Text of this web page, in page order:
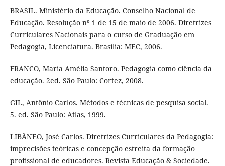
BRASIL. Ministério da Educação. Conselho Nacional de
Educação. Resolução nº 1 de 15 de maio de 2006. Diretrizes
Curriculares Nacionais para o curso de Graduação em
Pedagogia, Licenciatura. Brasília: MEC, 2006.
FRANCO, Maria Amélia Santoro. Pedagogia como ciência da
educação. 2ed. São Paulo: Cortez, 2008.
GIL, Antônio Carlos. Métodos e técnicas de pesquisa social.
5. ed. São Paulo: Atlas, 1999.
LIBÂNEO, José Carlos. Diretrizes Curriculares da Pedagogia:
imprecisões teóricas e concepção estreita da formação
profissional de educadores. Revista Educação & Sociedade.